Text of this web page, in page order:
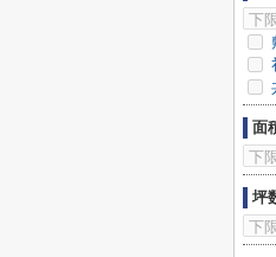
面
坪